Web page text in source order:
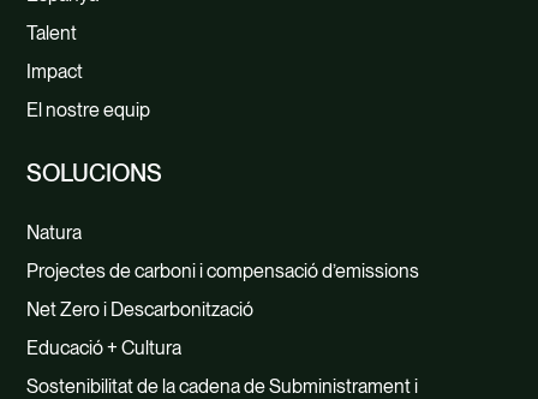
Talent
Impact
El nostre equip
SOLUCIONS
Natura
Projectes de carboni i compensació d’emissions
Net Zero i Descarbonització
Educació + Cultura
Sostenibilitat de la cadena de Subministrament i